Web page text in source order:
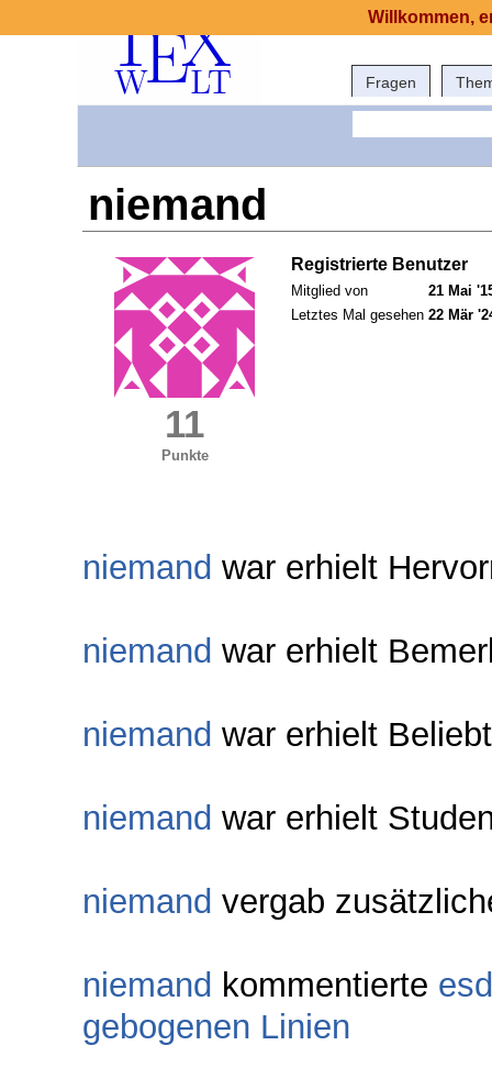
Fragen
niemand
11
Punkte
Registrierte Benutzer
Mitglied von
21 Mai
Letztes Mal gesehen 22 Mär
niemand war erhielt
niemand war erhielt
niemand war erhielt
niemand war erhielt
niemand vergab
niemand kommentierte
gebogenen Linien
Willkommen,